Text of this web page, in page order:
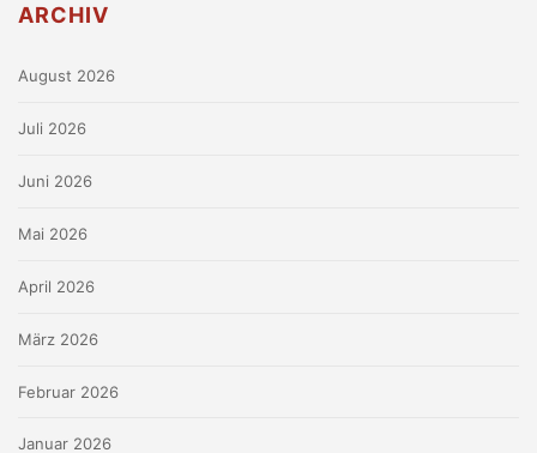
ARCHIV
August 2026
Juli 2026
Juni 2026
Mai 2026
April 2026
März 2026
Februar 2026
Januar 2026